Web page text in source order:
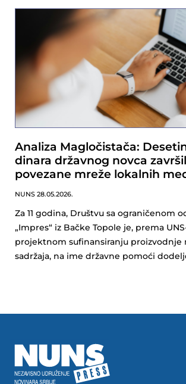
Analiza Magločistača:
dinara državnog novca
povezane mreže lokalnih
NUNS 28.05.2026.
Za 11 godina, Društvu sa ograničenom
„Impres“ iz Bačke Topole je, prema
projektnom sufinansiranju proizvodnje
sadržaja, na ime državne pomoći